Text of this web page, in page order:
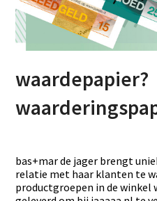
waardepapier?
bas+mar de jager brengt
relatie met haar klanten te
productgroepen in de winkel